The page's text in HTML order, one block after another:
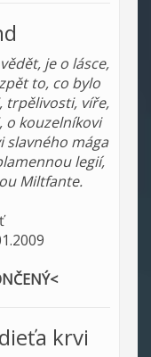
je o lásce,
to, co bylo
trpělivosti, víře,
o kouzelníkovi
slavného mága
legií,
Miltfante.
krvi